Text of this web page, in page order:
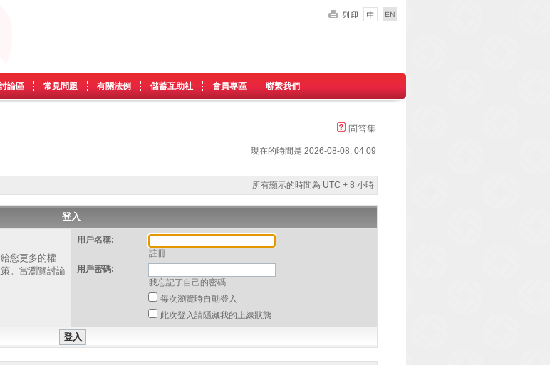
論區 常見問題 有關法例 儲蓄互助社 會員專區 聯繫我們
問答集
現在的時間是 2026-08-08, 04:09
所有顯示的時間為 UTC + 8 小時
登入
您更多的權
。當瀏覽討論
用戶名稱:
註冊
用戶密碼:
我忘記了自己的密碼
每次瀏覽時自動登入
此次登入請隱藏我的上線狀態